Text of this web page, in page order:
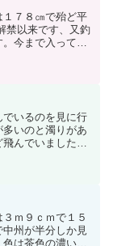
７８㎝で殆ど平
禁以来です、又釣
今まで入ってい
...
いるのを見に行
いのと濁りがあ
んでいました。
ｍ９ｃｍで１５
州が半分しか見
は茶色の濃い色